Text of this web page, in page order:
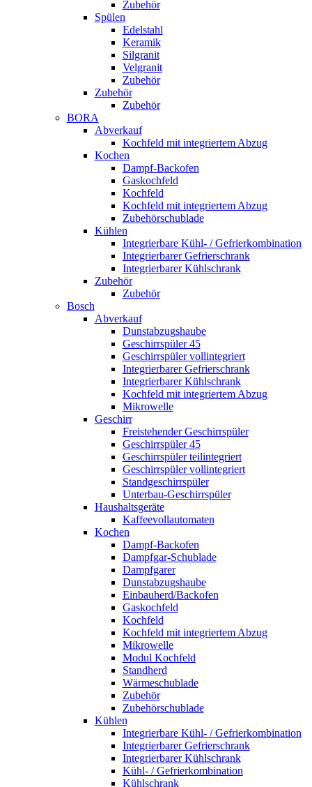
Zubehör
Spülen
Edelstahl
Keramik
Silgranit
Velgranit
Zubehör
Zubehör
Zubehör
BORA
Abverkauf
Kochfeld mit integriertem Abzug
Kochen
Dampf-Backofen
Gaskochfeld
Kochfeld
Kochfeld mit integriertem Abzug
Zubehörschublade
Kühlen
Integrierbare Kühl- / Gefrierkombination
Integrierbarer Gefrierschrank
Integrierbarer Kühlschrank
Zubehör
Zubehör
Bosch
Abverkauf
Dunstabzugshaube
Geschirrspüler 45
Geschirrspüler vollintegriert
Integrierbarer Gefrierschrank
Integrierbarer Kühlschrank
Kochfeld mit integriertem Abzug
Mikrowelle
Geschirr
Freistehender Geschirrspüler
Geschirrspüler 45
Geschirrspüler teilintegriert
Geschirrspüler vollintegriert
Standgeschirrspüler
Unterbau-Geschirrspüler
Haushaltsgeräte
Kaffeevollautomaten
Kochen
Dampf-Backofen
Dampfgar-Schublade
Dampfgarer
Dunstabzugshaube
Einbauherd/Backofen
Gaskochfeld
Kochfeld
Kochfeld mit integriertem Abzug
Mikrowelle
Modul Kochfeld
Standherd
Wärmeschublade
Zubehör
Zubehörschublade
Kühlen
Integrierbare Kühl- / Gefrierkombination
Integrierbarer Gefrierschrank
Integrierbarer Kühlschrank
Kühl- / Gefrierkombination
Kühlschrank